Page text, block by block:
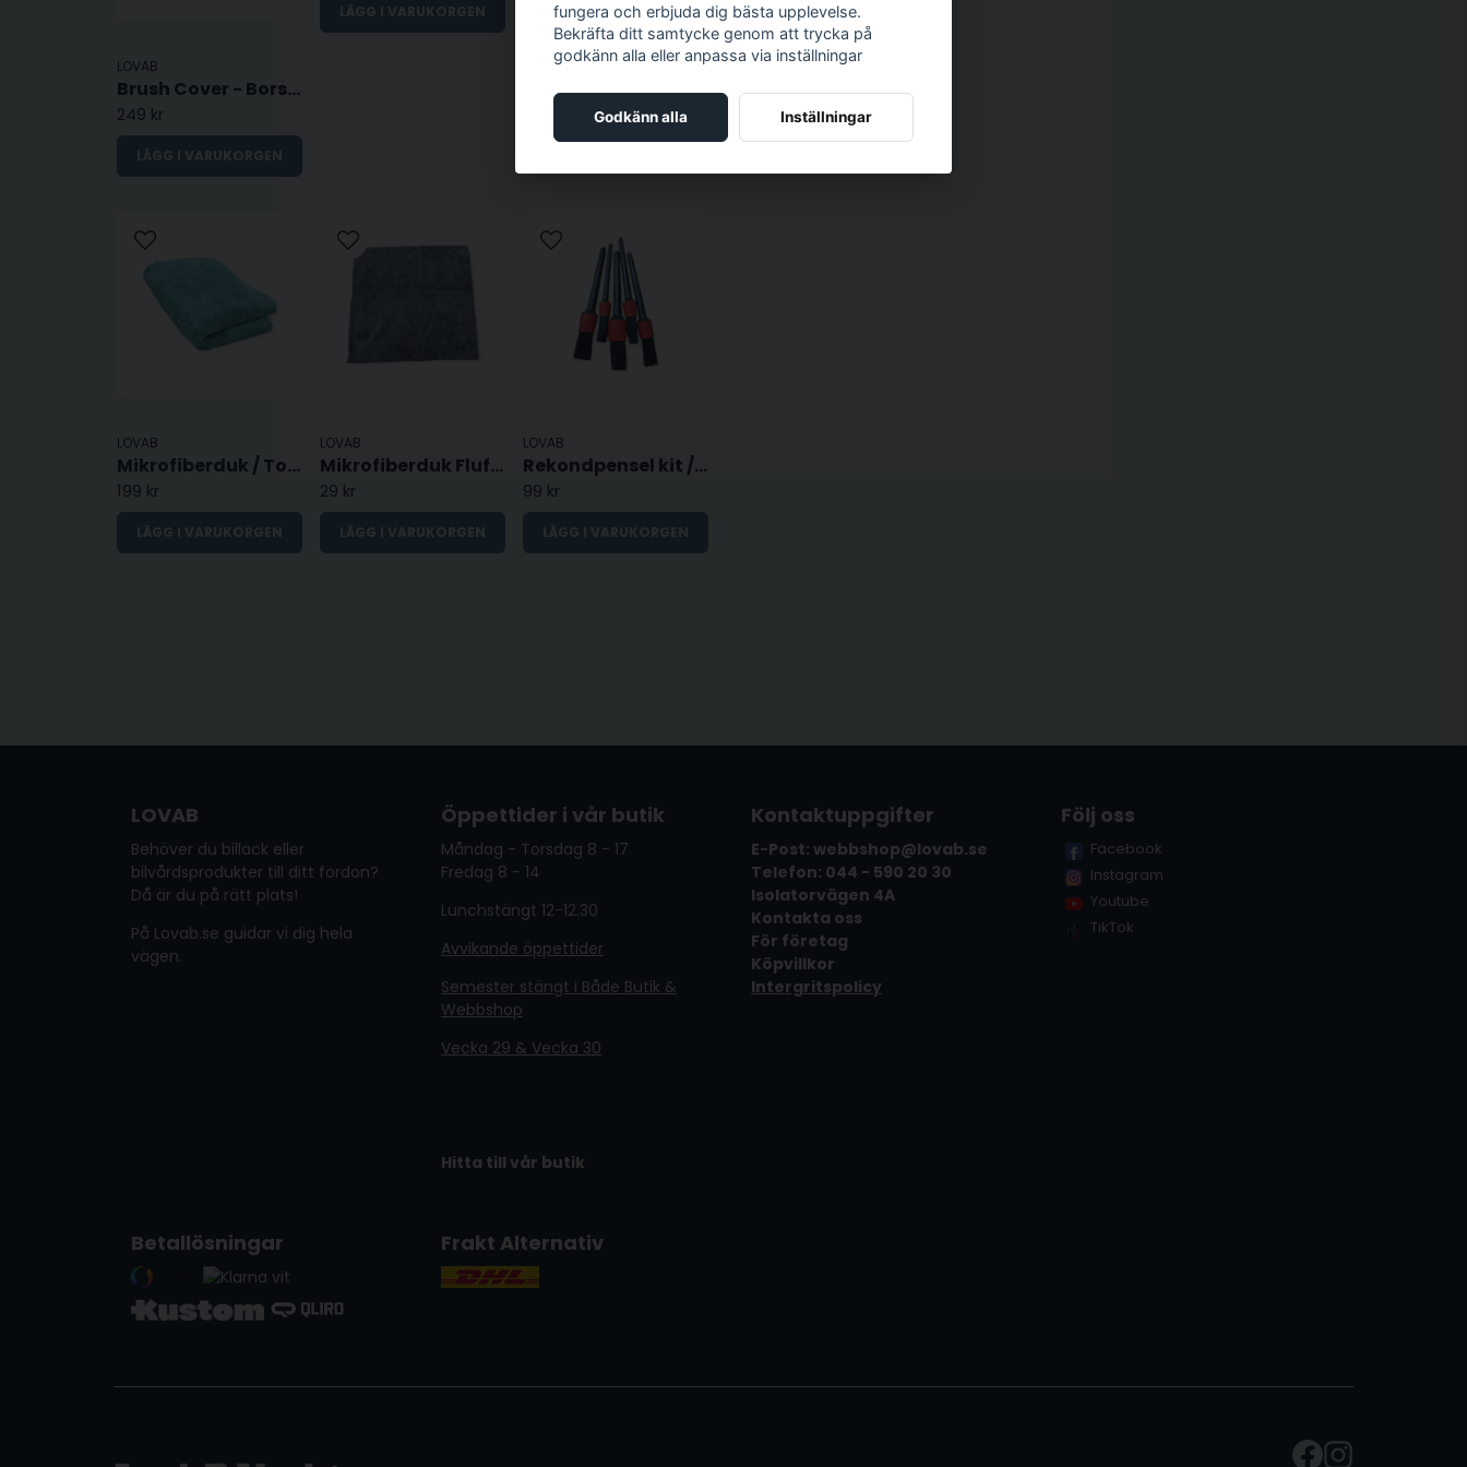
LOVAB
Brush Cover - Borstöverdrag
249 kr
LÄGG I VARUKORGEN
LÄGG I VARUKORGEN LÄGG I VARUKORGEN
LOVAB
Mikrofiberduk / Torkduk 50 x 70 - 1200GSM
199 kr
LÄGG I VARUKORGEN
LOVAB
Mikrofiberduk Fluff / Standard
29 kr
LÄGG I VARUKORGEN
LOVAB
Rekondpensel kit / Detailning pensel kit - 5 st
99 kr
LÄGG I VARUKORGEN
LOVAB
Behöver du billack eller
bilvårdsprodukter till ditt fordon?
Då är du på rätt plats!
På Lovab.se guidar vi dig hela
vägen.
Öppettider i vår butik
Måndag - Torsdag 8 - 17
Fredag 8 - 14
Lunchstängt 12-12.30
Avvikande öppettider
Semester stängt i Både Butik &
Webbshop
Vecka 29 & Vecka 30
Hitta till vår butik
Kontaktuppgifter
E-Post: webbshop@lovab.se
Telefon: 044 - 590 20 30
Isolatorvägen 4A
Kontakta oss
För företag
Köpvillkor
Intergritspolicy
Följ oss
Facebook
Instagram
Youtube
TikTok
Betallösningar Frakt Alternativ
fungera och erbjuda dig bästa upplevelse.
Bekräfta ditt samtycke genom att trycka på
godkänn alla eller anpassa via inställningar
Godkänn alla Inställningar